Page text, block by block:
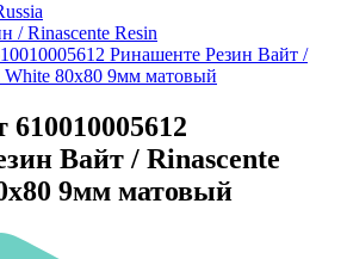
/ Rinascente Resin
Ринашенте Резин Вайт /
White 80x80 9мм матовый
Вайт / Rinascente
9мм матовый